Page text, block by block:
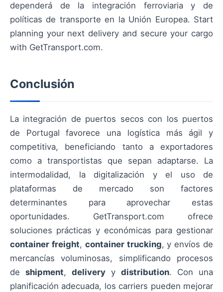
dependerá de la integración ferroviaria y de
políticas de transporte en la Unión Europea. Start
planning your next delivery and secure your cargo
with GetTransport.com.
Conclusión
La integración de puertos secos con los puertos
de Portugal favorece una logística más ágil y
competitiva, beneficiando tanto a exportadores
como a transportistas que sepan adaptarse. La
intermodalidad, la digitalización y el uso de
plataformas de mercado son factores
determinantes para aprovechar estas
oportunidades. GetTransport.com ofrece
soluciones prácticas y económicas para gestionar
container freight, container trucking, y envíos de
mercancías voluminosas, simplificando procesos
de shipment, delivery y distribution. Con una
planificación adecuada, los carriers pueden mejorar